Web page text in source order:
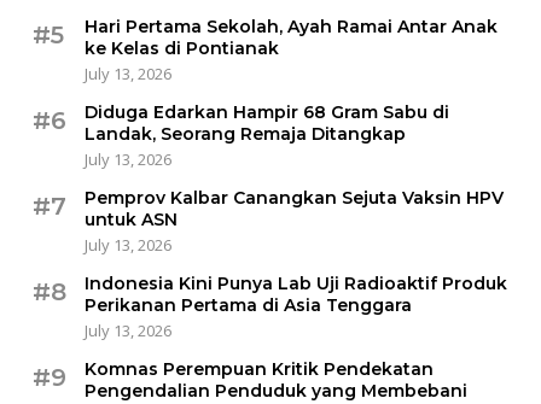
#5
Hari Pertama Sekolah, Ayah Ramai Antar Anak
ke Kelas di Pontianak
July 13, 2026
#6
Diduga Edarkan Hampir 68 Gram Sabu di
Landak, Seorang Remaja Ditangkap
July 13, 2026
#7
Pemprov Kalbar Canangkan Sejuta Vaksin HPV
untuk ASN
July 13, 2026
#8
Indonesia Kini Punya Lab Uji Radioaktif Produk
Perikanan Pertama di Asia Tenggara
July 13, 2026
#9
Komnas Perempuan Kritik Pendekatan
Pengendalian Penduduk yang Membebani